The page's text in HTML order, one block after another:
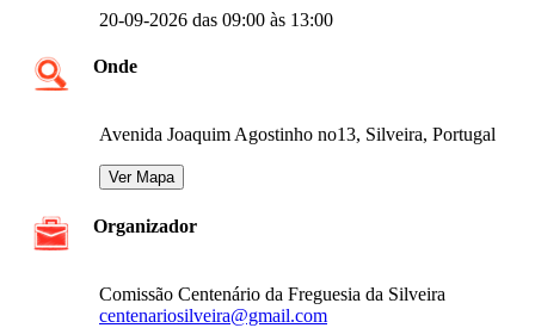
20-09-2026 das 09:00 às 13:00
Onde
Avenida Joaquim Agostinho no13, Silveira, Portugal
Organizador
Comissão Centenário da Freguesia da Silveira
centenariosilveira@gmail.com